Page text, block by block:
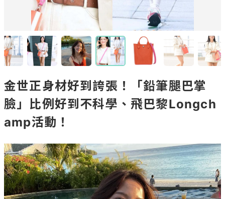
金世正身材好到誇張！「鉛筆腿巴掌
臉」比例好到不科學、飛巴黎Longch
amp活動！